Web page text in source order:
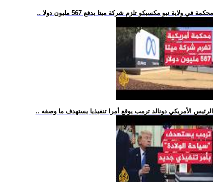
.. محكمة في ولاية نيو مكسيكو تلزم شركة ميتا بدفع 567 مليون دولا
.. الرئيس الأمريكي دونالد ترمب يوقع أمرا تنفيذيا يستهدف ما وصفه